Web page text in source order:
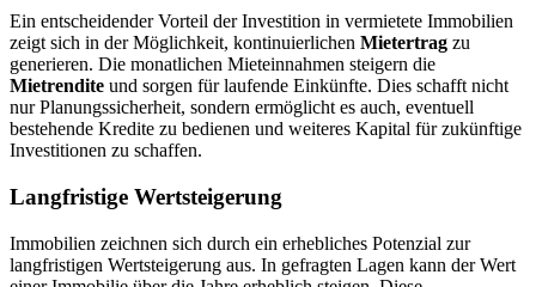
Ein entscheidender Vorteil der Investition in vermietete Immobilien
zeigt sich in der Möglichkeit, kontinuierlichen Mietertrag zu
generieren. Die monatlichen Mieteinnahmen steigern die
Mietrendite und sorgen für laufende Einkünfte. Dies schafft nicht
nur Planungssicherheit, sondern ermöglicht es auch, eventuell
bestehende Kredite zu bedienen und weiteres Kapital für zukünftige
Investitionen zu schaffen.
Langfristige Wertsteigerung
Immobilien zeichnen sich durch ein erhebliches Potenzial zur
langfristigen Wertsteigerung aus. In gefragten Lagen kann der Wert